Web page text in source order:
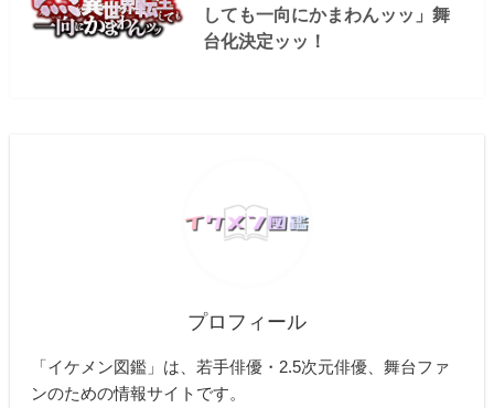
しても一向にかまわんッッ」舞
台化決定ッッ！
プロフィール
「イケメン図鑑」は、若手俳優・2.5次元俳優、舞台ファ
ンのための情報サイトです。